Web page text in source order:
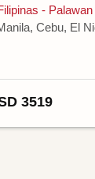
- Palawan
Cebu, El
3519